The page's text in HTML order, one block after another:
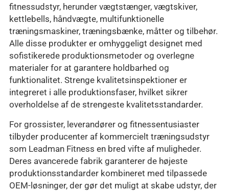
fitnessudstyr, herunder vægtstænger, vægtskiver,
kettlebells, håndvægte, multifunktionelle
træningsmaskiner, træningsbænke, måtter og tilbehør.
Alle disse produkter er omhyggeligt designet med
sofistikerede produktionsmetoder og overlegne
materialer for at garantere holdbarhed og
funktionalitet. Strenge kvalitetsinspektioner er
integreret i alle produktionsfaser, hvilket sikrer
overholdelse af de strengeste kvalitetsstandarder.
For grossister, leverandører og fitnessentusiaster
tilbyder producenter af kommercielt træningsudstyr
som Leadman Fitness en bred vifte af muligheder.
Deres avancerede fabrik garanterer de højeste
produktionsstandarder kombineret med tilpassede
OEM-løsninger, der gør det muligt at skabe udstyr, der